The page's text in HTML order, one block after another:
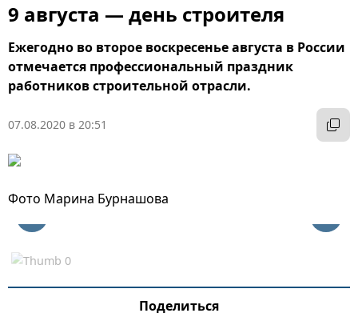
9 августа — день строителя
Ежегодно во второе воскресенье августа в России
отмечается профессиональный праздник
работников строительной отрасли.
07.08.2020 в 20:51
Фото Марина Бурнашова
Поделиться